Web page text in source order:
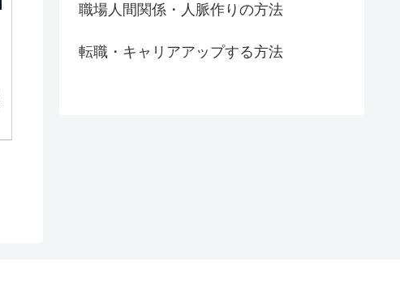
職場人間関係・人脈作りの方法
転職・キャリアアップする方法